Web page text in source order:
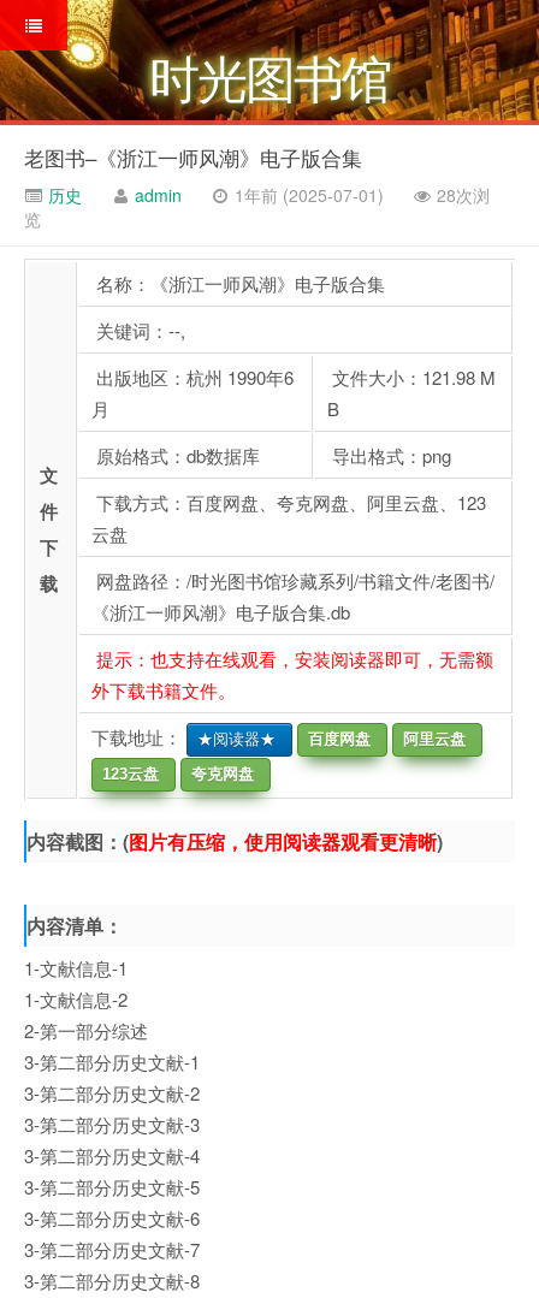
时光图书馆
老图书–《浙江一师风潮》电子版合集
历史 admin 1年前 (2025-07-01)
28次浏
览
文
件
下
载
名称：《浙江一师风潮》电子版合集
关键词：--,
出版地区：杭州 1990年6
月
文件大小：121.98 M
B
原始格式：db数据库
导出格式：png
下载方式：百度网盘、夸克网盘、阿里云盘、123
云盘
网盘路径：/时光图书馆珍藏系列/书籍文件/老图书/
《浙江一师风潮》电子版合集.db
提示：也支持在线观看，安装阅读器即可，无需额
外下载书籍文件。
下载地址：
★阅读器★ 百度网盘
阿里云盘
123云盘
夸克网盘
内容截图：(图片有压缩，使用阅读器观看更清晰)
内容清单：
1-文献信息-1
1-文献信息-2
2-第一部分综述
3-第二部分历史文献-1
3-第二部分历史文献-2
3-第二部分历史文献-3
3-第二部分历史文献-4
3-第二部分历史文献-5
3-第二部分历史文献-6
3-第二部分历史文献-7
3-第二部分历史文献-8